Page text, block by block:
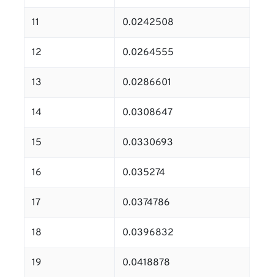
11 0.0242508
12 0.0264555
13 0.0286601
14 0.0308647
15 0.0330693
16 0.035274
17 0.0374786
18 0.0396832
19 0.0418878